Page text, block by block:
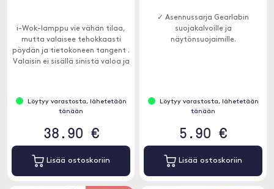
i-Wok-lamppu vie vähän tilaa,
mutta valaisee tehokkaasti
pöydän ja tietokoneen tangent .
Valaisin ei sisällä sinistä valoa ja
Löytyy varastosta, lähetetään
tänään
38.90 €
Lisää ostoskoriin
✓ Asennussarja Gearlabin
suojakalvoille ja
näytönsuojaimille.
Löytyy varastosta, lähetetään
tänään
5.90 €
Lisää ostoskoriin